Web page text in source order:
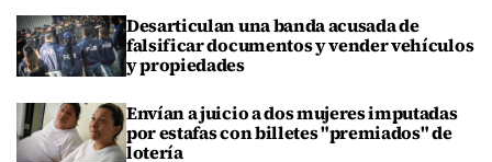
Desarticulan una banda acusada de
falsificar documentos y vender vehículos
y propiedades
Envían a juicio a dos mujeres imputadas
por estafas con billetes "premiados" de
lotería